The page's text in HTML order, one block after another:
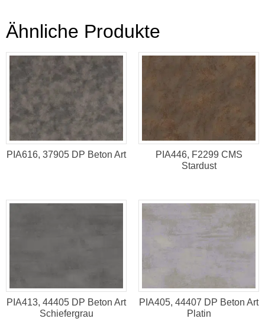
Ähnliche Produkte
PIA616, 37905 DP Beton Art
PIA446, F2299 CMS
Stardust
PIA413, 44405 DP Beton Art
Schiefergrau
PIA405, 44407 DP Beton Art
Platin